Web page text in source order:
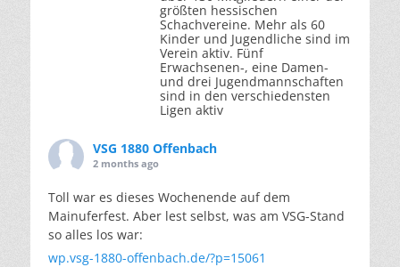
größten hessischen
Schachvereine. Mehr als 60
Kinder und Jugendliche sind im
Verein aktiv. Fünf
Erwachsenen-, eine Damen-
und drei Jugendmannschaften
sind in den verschiedensten
Ligen aktiv
VSG 1880 Offenbach
2 months ago
Toll war es dieses Wochenende auf dem
Mainuferfest. Aber lest selbst, was am VSG-Stand
so alles los war:
wp.vsg-1880-offenbach.de/?p=15061